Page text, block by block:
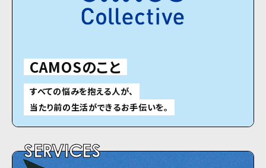
CAMOSのこと
すべての悩みを抱える人が、
当たり前の生活ができるお手伝いを。
SERVICES